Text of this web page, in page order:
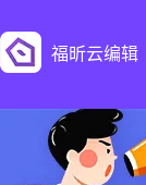
福昕云编辑